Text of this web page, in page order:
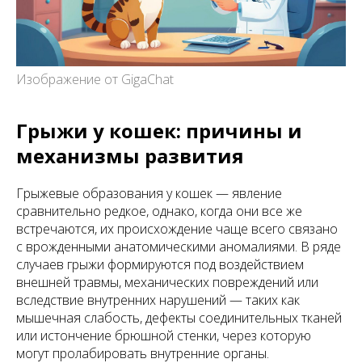
Изображение от GigaChat
Грыжи у кошек: причины и
механизмы развития
Грыжевые образования у кошек — явление
сравнительно редкое, однако, когда они все же
встречаются, их происхождение чаще всего связано
с врожденными анатомическими аномалиями. В ряде
случаев грыжи формируются под воздействием
внешней травмы, механических повреждений или
вследствие внутренних нарушений — таких как
мышечная слабость, дефекты соединительных тканей
или истончение брюшной стенки, через которую
могут пролабировать внутренние органы.